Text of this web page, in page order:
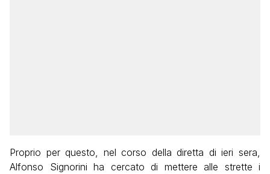
Proprio per questo, nel corso della diretta di ieri sera,
Alfonso Signorini ha cercato di mettere alle strette i